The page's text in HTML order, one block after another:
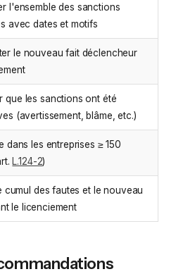
l'ensemble des sanctions
avec dates et motifs
le nouveau fait déclencheur
que les sanctions ont été
(avertissement, blâme, etc.)
dans les entreprises ≥ 150
L.124-2)
cumul des fautes et le nouveau
le licenciement